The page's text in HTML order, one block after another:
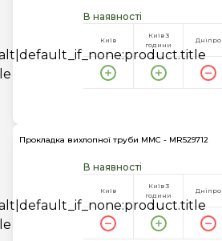
В наявності
Київ
Київ 3
години
Дніпро
Прокладка вихлопної труби MMC - MR529712
В наявності
Київ
Київ 3
години
Дніпро